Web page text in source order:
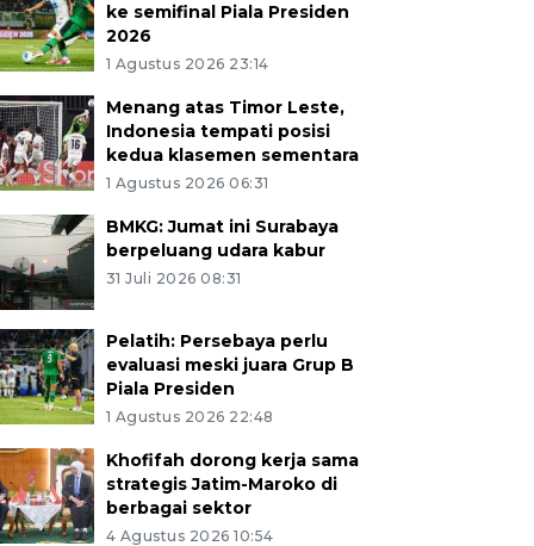
ke semifinal Piala Presiden
2026
1 Agustus 2026 23:14
Menang atas Timor Leste,
Indonesia tempati posisi
kedua klasemen sementara
1 Agustus 2026 06:31
BMKG: Jumat ini Surabaya
berpeluang udara kabur
31 Juli 2026 08:31
Pelatih: Persebaya perlu
evaluasi meski juara Grup B
Piala Presiden
1 Agustus 2026 22:48
Khofifah dorong kerja sama
strategis Jatim-Maroko di
berbagai sektor
4 Agustus 2026 10:54